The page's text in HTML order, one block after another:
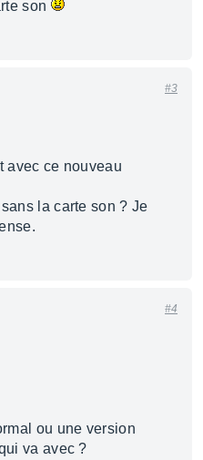
son
#3
avec ce nouveau
la carte son ? Je
#4
ou une version
va avec ?